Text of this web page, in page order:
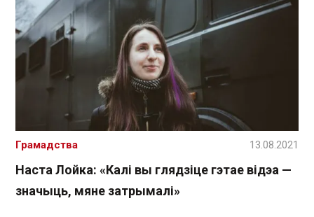
Наста Лойка: «Калі вы глядзіце гэтае відэа —
значыць, мяне затрымалі»
Грамадства 13.08.2021